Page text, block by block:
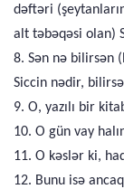
dəftəri
alt təbəqəsi olan)
8. Sən nə bilirsən
Siccin nədir,
9. O, yazılı bir
10. O gün vay
11. O kəslər ki,
12. Bunu isə